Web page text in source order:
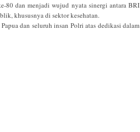
80 dan menjadi wujud nyata sinergi antara BRI
khususnya di sektor kesehatan.
dan seluruh insan Polri atas dedikasi dalam